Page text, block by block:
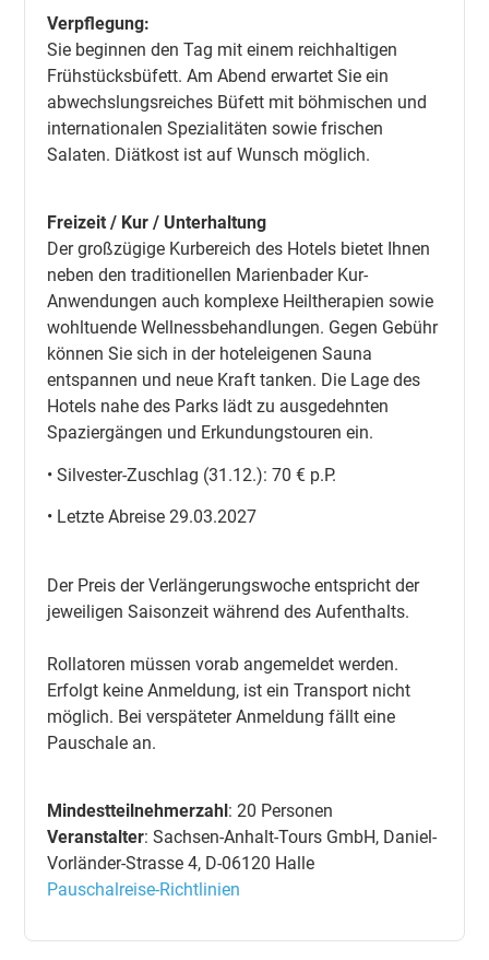
Verpflegung:
Sie beginnen den Tag mit einem reichhaltigen
Frühstücksbüfett. Am Abend erwartet Sie ein
abwechslungsreiches Büfett mit böhmischen und
internationalen Spezialitäten sowie frischen
Salaten. Diätkost ist auf Wunsch möglich.
Freizeit / Kur / Unterhaltung
Der großzügige Kurbereich des Hotels bietet Ihnen
neben den traditionellen Marienbader Kur-
Anwendungen auch komplexe Heiltherapien sowie
wohltuende Wellnessbehandlungen. Gegen Gebühr
können Sie sich in der hoteleigenen Sauna
entspannen und neue Kraft tanken. Die Lage des
Hotels nahe des Parks lädt zu ausgedehnten
Spaziergängen und Erkundungstouren ein.
• Silvester-Zuschlag (31.12.): 70 € p.P.
• Letzte Abreise 29.03.2027
Der Preis der Verlängerungswoche entspricht der
jeweiligen Saisonzeit während des Aufenthalts.
Rollatoren müssen vorab angemeldet werden.
Erfolgt keine Anmeldung, ist ein Transport nicht
möglich. Bei verspäteter Anmeldung fällt eine
Pauschale an.
Mindestteilnehmerzahl: 20 Personen
Veranstalter: Sachsen-Anhalt-Tours GmbH, Daniel-
Vorländer-Strasse 4, D-06120 Halle
Pauschalreise-Richtlinien